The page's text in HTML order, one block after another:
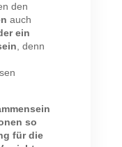
den
auch
ein
, denn
so
für die